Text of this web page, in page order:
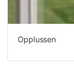
Opplussen